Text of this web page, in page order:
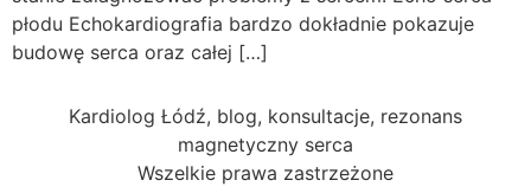
płodu Echokardiografia bardzo dokładnie pokazuje
budowę serca oraz całej […]
Kardiolog Łódź, blog, konsultacje, rezonans
magnetyczny serca
Wszelkie prawa zastrzeżone